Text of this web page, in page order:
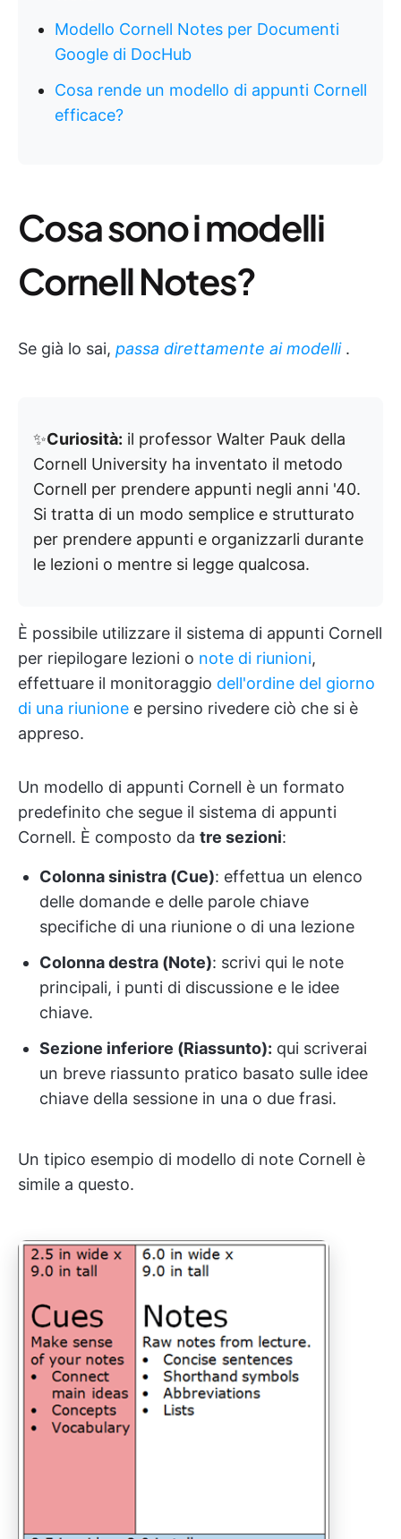
Modello Cornell Notes per Documenti
Google di DocHub
Cosa rende un modello di appunti Cornell
efficace?
Cosa sono i modelli
Cornell Notes?
Se già lo sai, passa direttamente ai modelli .
✨Curiosità: il professor Walter Pauk della
Cornell University ha inventato il metodo
Cornell per prendere appunti negli anni '40.
Si tratta di un modo semplice e strutturato
per prendere appunti e organizzarli durante
le lezioni o mentre si legge qualcosa.
È possibile utilizzare il sistema di appunti Cornell
per riepilogare lezioni o note di riunioni,
effettuare il monitoraggio dell'ordine del giorno
di una riunione e persino rivedere ciò che si è
appreso.
Un modello di appunti Cornell è un formato
predefinito che segue il sistema di appunti
Cornell. È composto da tre sezioni:
Colonna sinistra (Cue): effettua un elenco
delle domande e delle parole chiave
specifiche di una riunione o di una lezione
Colonna destra (Note): scrivi qui le note
principali, i punti di discussione e le idee
chiave.
Sezione inferiore (Riassunto): qui scriverai
un breve riassunto pratico basato sulle idee
chiave della sessione in una o due frasi.
Un tipico esempio di modello di note Cornell è
simile a questo.